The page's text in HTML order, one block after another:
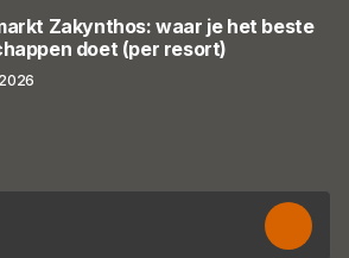
Zakynthos: waar je het beste
doet (per resort)